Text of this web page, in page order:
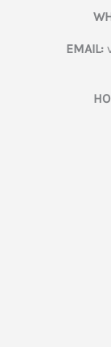
EMAIL: